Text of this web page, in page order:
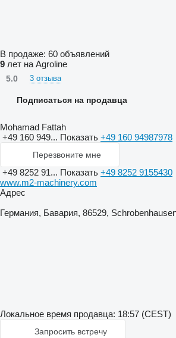
В продаже: 60 объявлений
9 лет на Agroline
5.0 3 отзыва
Подписаться на продавца
Mohamad Fattah
+49 160 949... Показать +49 160 94987978
Перезвоните мне
+49 8252 91... Показать +49 8252 9155430
www.m2-machinery.com
Адрес
Германия, Бавария, 86529,
Локальное время продавца: 18:57 (CEST)
Запросить встречу